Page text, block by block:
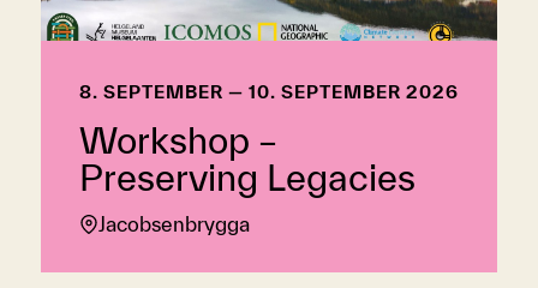
8. SEPTEMBER — 10. SEPTEMBER 2026
Workshop –
Preserving Legacies
Jacobsenbrygga